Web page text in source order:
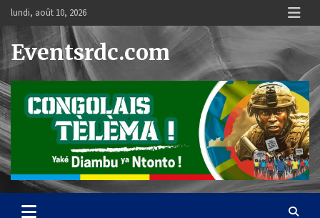
Skip
content
lundi, août 10, 2026
Eventsrdc.com